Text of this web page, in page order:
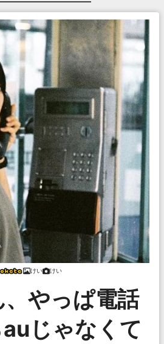
けい けい
やっぱ電話
じゃなくて